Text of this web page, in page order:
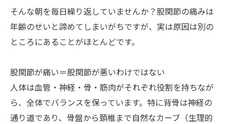
そんな朝を毎日繰り返していませんか？股関節の痛みは
年齢のせいと諦めてしまいがちですが、実は原因は別の
ところにあることがほとんどです。
股関節が痛い＝股関節が悪いわけではない
人体は血管・神経・骨・筋肉がそれぞれ役割を持ちなが
ら、全体でバランスを保っています。特に背骨は神経の
通り道であり、骨盤から頚椎まで自然なカーブ（生理的